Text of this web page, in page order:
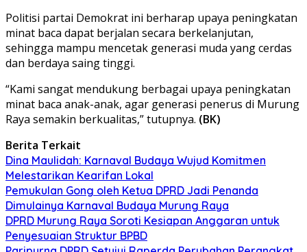
Politisi partai Demokrat ini berharap upaya peningkatan
minat baca dapat berjalan secara berkelanjutan,
sehingga mampu mencetak generasi muda yang cerdas
dan berdaya saing tinggi.
“Kami sangat mendukung berbagai upaya peningkatan
minat baca anak-anak, agar generasi penerus di Murung
Raya semakin berkualitas,” tutupnya. (BK)
Berita Terkait
Dina Maulidah: Karnaval Budaya Wujud Komitmen
Melestarikan Kearifan Lokal
Pemukulan Gong oleh Ketua DPRD Jadi Penanda
Dimulainya Karnaval Budaya Murung Raya
DPRD Murung Raya Soroti Kesiapan Anggaran untuk
Penyesuaian Struktur BPBD